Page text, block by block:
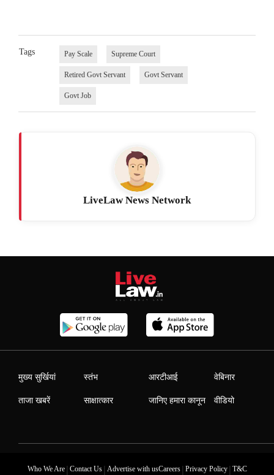
Tags Pay Scale Supreme Court
Retired Govt Servant Govt Servant
Govt Job
LiveLaw News Network
मुख्य सुर्खियां
ताजा खबरें
स्तंभ
साक्षात्कार
आरटीआई
जानिए हमारा कानून
वेबिनार
वीडियो
Who We Are| Contact Us| Advertise with usCareers| Privacy Policy| T&C